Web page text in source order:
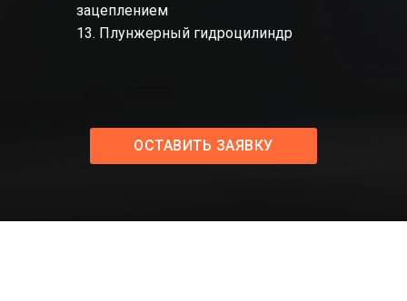
зацеплением
13. Плунжерный гидроцилиндр
ОСТАВИТЬ ЗАЯВКУ